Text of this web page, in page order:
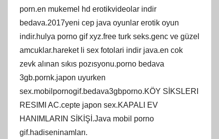
porn.en mukemel hd erotikvideolar indir
bedava.2017yeni cep java oyunlar erotik oyun
indir.hulya porno gif xyz.free turk seks.genc ve güzel
amcuklar.hareket li sex fotolari indir java.en cok
zevk alınan sıkıs pozısyonu.porno bedava
3gb.pornk.japon uyurken
sex.mobilpornogif.bedava3gbporno.KÖY SİKSLERI
RESIMI AC.cepte japon sex.KAPALI EV
HANIMLARIN SİKİŞİ.Java mobil porno
gif.hadiseninamları.